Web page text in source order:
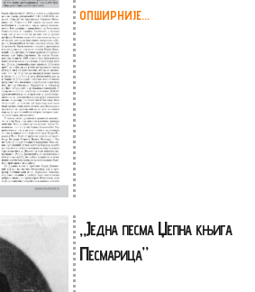
ОПШИРНИЈЕ...
„Једна песма Џепна књига
Песмарица”